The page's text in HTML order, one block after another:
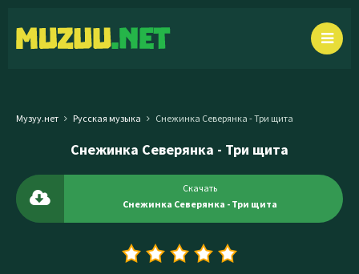
Музуу.нет Русская музыка Снежинка Северянка - Три щита
Снежинка Северянка - Три щита
Скачать
Снежинка Северянка - Три щита